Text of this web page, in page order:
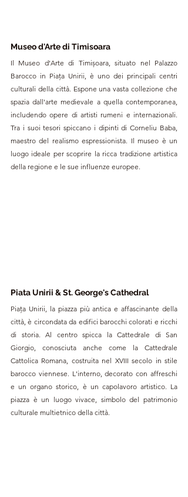
Museo d'Arte di Timisoara
Il Museo d'Arte di Timișoara, situato nel Palazzo
Barocco in Piața Unirii, è uno dei principali centri
culturali della città. Espone una vasta collezione che
spazia dall'arte medievale a quella contemporanea,
includendo opere di artisti rumeni e internazionali.
Tra i suoi tesori spiccano i dipinti di Corneliu Baba,
maestro del realismo espressionista. Il museo è un
luogo ideale per scoprire la ricca tradizione artistica
della regione e le sue influenze europee.
Piata Unirii & St. George's Cathedral
Piața Unirii, la piazza più antica e affascinante della
città, è circondata da edifici barocchi colorati e ricchi
di storia. Al centro spicca la Cattedrale di San
Giorgio, conosciuta anche come la Cattedrale
Cattolica Romana, costruita nel XVIII secolo in stile
barocco viennese. L'interno, decorato con affreschi
e un organo storico, è un capolavoro artistico. La
piazza è un luogo vivace, simbolo del patrimonio
culturale multietnico della città.